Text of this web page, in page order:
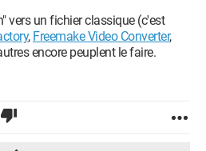
vers un fichier classique (c'est
, Freemake Video Converter,
encore peuplent le faire.